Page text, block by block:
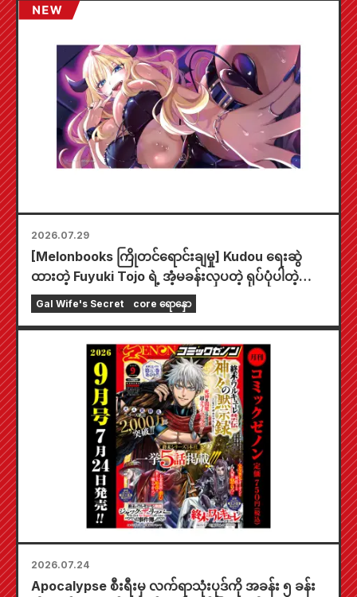
2026.07.29
[Melonbooks ကြိုတင်ရောင်းချမှု] Kudou ရေးဆွဲ
ထားတဲ့ Fuyuki Tojo ရဲ့ အံ့မခန်းလှပတဲ့ ရုပ်ပုံပါတဲ့
အထူးကစားခုံတစ်ခုပါဝင်တဲ့ အကန့်အသတ်ထုတ် အစုံ
အတွက် ကြိုတင်မှာယူနိုင်ပါပြီ။ "The Secret of the
အောက်တိုဘာလ ၂၀ ရက်နေ့မှာ ဖြန့်ချိဖို့ စီစဉ်ထားပါ
Gal Wife's Secret core ရောနှော
2026.07.24
Apocalypse စီးရီးမှ လက်ရာသုံးပုဒ်ကို အခန်း ၅ ခန်း